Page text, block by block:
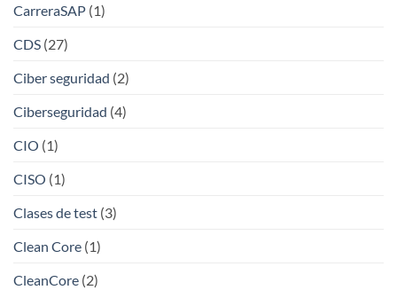
CarreraSAP (1)
CDS (27)
Ciber seguridad (2)
Ciberseguridad (4)
CIO (1)
CISO (1)
Clases de test (3)
Clean Core (1)
CleanCore (2)